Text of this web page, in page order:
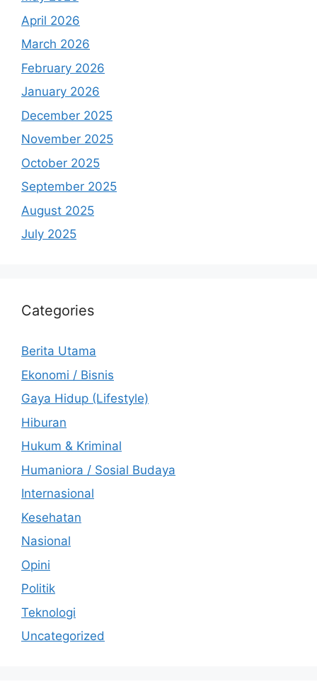
April 2026
March 2026
February 2026
January 2026
December 2025
November 2025
October 2025
September 2025
August 2025
July 2025
Categories
Berita Utama
Ekonomi / Bisnis
Gaya Hidup (Lifestyle)
Hiburan
Hukum & Kriminal
Humaniora / Sosial Budaya
Internasional
Kesehatan
Nasional
Opini
Politik
Teknologi
Uncategorized